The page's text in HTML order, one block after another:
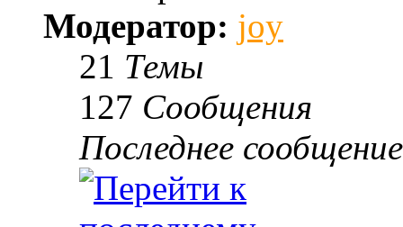
Модератор: joy
21 Темы
127 Сообщения
Последнее сообщение